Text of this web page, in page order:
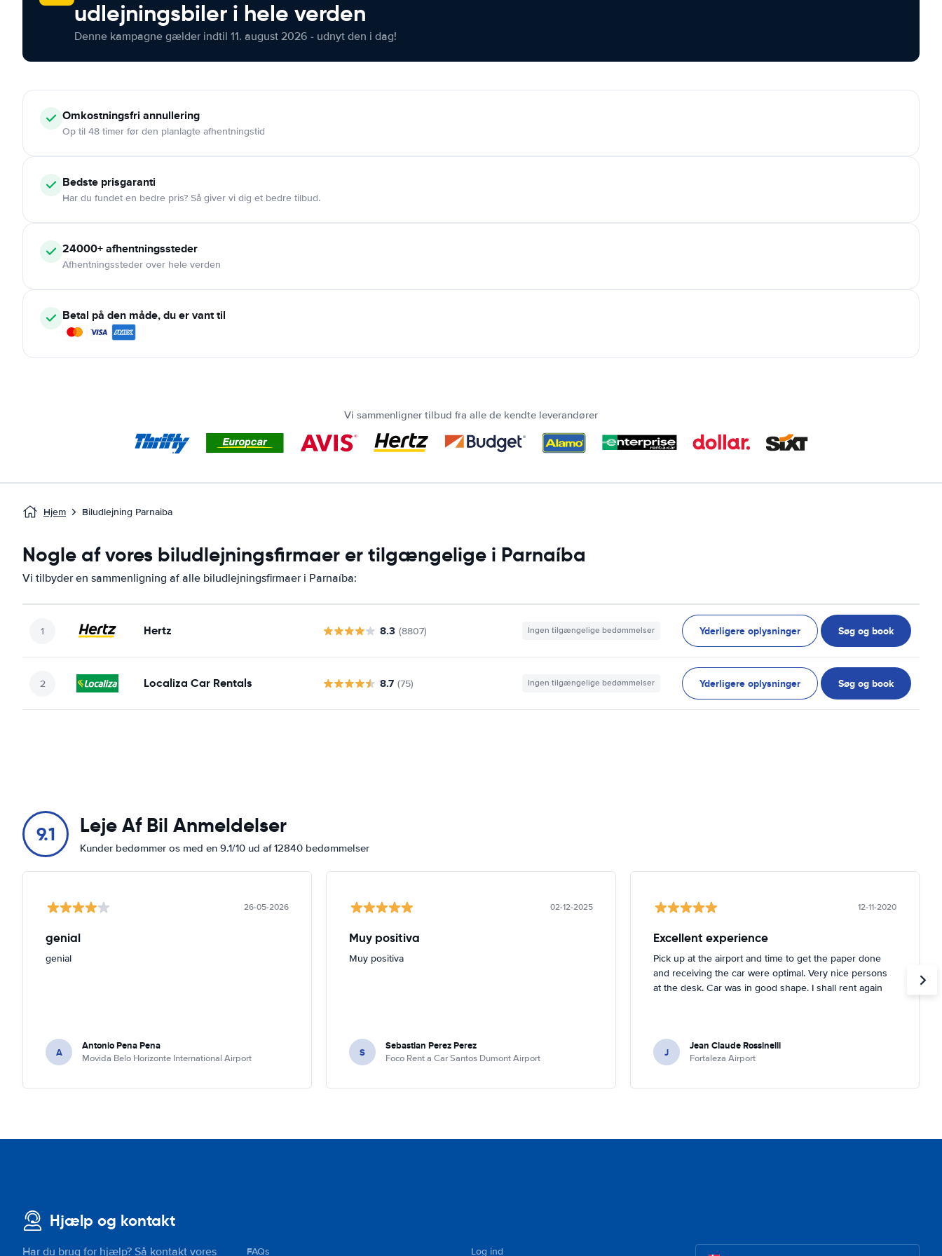
udlejningsbiler i hele verden
Denne kampagne gælder indtil 11. august 2026 - udnyt den i dag!
Omkostningsfri annullering
Op til 48 timer før den planlagte afhentningstid
Bedste prisgaranti
Har du fundet en bedre pris? Så giver vi dig et bedre tilbud.
24000+afhentningssteder
Afhentningssteder over hele verden
Betal på den måde, du er vant til
Vi sammenligner tilbud fra alle de kendte leverandører
Hjem Biludlejning Parnaiba
Nogle af vores biludlejningsfirmaer er tilgængelige i Parnaíba
Vi tilbyder en sammenligning af alle biludlejningsfirmaer i Parnaíba:
Hertz 8.3 (8807) Ingen tilgængelige bedømmelser Yderligere oplysninger Søg og book
Localiza Car Rentals 8.7 (75) Ingen tilgængelige bedømmelser Yderligere oplysninger Søg og book
9.1 Leje Af Bil Anmeldelser
Kunder bedømmer os med en 9.1/10 ud af 12840 bedømmelser
26-05-2026
genial
genial
A Antonio Pena Pena
Movida Belo Horizonte International Airport
02-12-2025
Muy positiva
Muy positiva
S Sebastian Perez Perez
Foco Rent a Car Santos Dumont Airport
12-11-2020
Excellent experience
Pick up at the airport and time to get the paper done
and receiving the car were optimal. Very nice persons
at the desk. Car was in good shape. I shall rent again
J Jean Claude Rossinelli
Fortaleza Airport
Hjælp og kontakt
Har du brug for hjælp? Så kontakt vores FAQs Log ind